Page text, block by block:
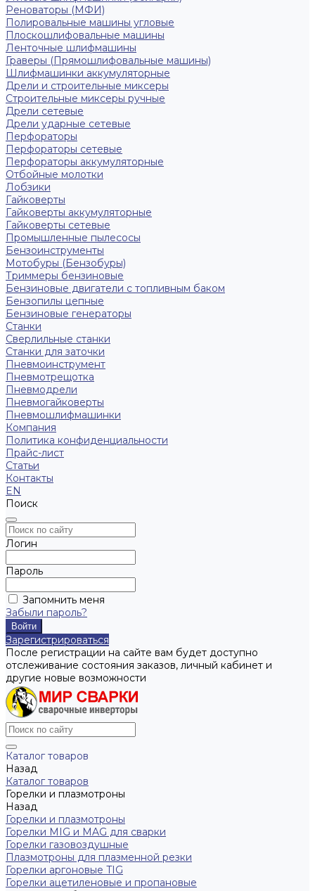
Реноваторы (МФИ)
Полировальные машины угловые
Плоскошлифовальные машины
Ленточные шлифмашины
Граверы (Прямошлифовальные машины)
Шлифмашинки аккумуляторные
Дрели и строительные миксеры
Строительные миксеры ручные
Дрели сетевые
Дрели ударные сетевые
Перфораторы
Перфораторы сетевые
Перфораторы аккумуляторные
Отбойные молотки
Лобзики
Гайковерты
Гайковерты аккумуляторные
Гайковерты сетевые
Промышленные пылесосы
Бензоинструменты
Мотобуры (Бензобуры)
Триммеры бензиновые
Бензиновые двигатели с топливным баком
Бензопилы цепные
Бензиновые генераторы
Станки
Сверлильные станки
Станки для заточки
Пневмоинструмент
Пневмотрещотка
Пневмодрели
Пневмогайковерты
Пневмошлифмашинки
Компания
Политика конфиденциальности
Прайс-лист
Статьи
Контакты
EN
Поиск
Логин
Пароль
Запомнить меня
Забыли пароль?
Зарегистрироваться
После регистрации на сайте вам будет доступно
отслеживание состояния заказов, личный кабинет и
другие новые возможности
Каталог товаров
Назад
Каталог товаров
Горелки и плазмотроны
Назад
Горелки и плазмотроны
Горелки MIG и MAG для сварки
Горелки газовоздушные
Плазмотроны для плазменной резки
Горелки аргоновые TIG
Горелки ацетиленовые и пропановые